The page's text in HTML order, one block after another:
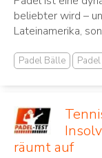
beliebter wird –
Lateinamerika,
Padel Bälle
räumt auf